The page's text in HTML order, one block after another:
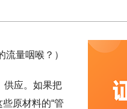
量咽喉？）
供应。如果把
原材料的“管